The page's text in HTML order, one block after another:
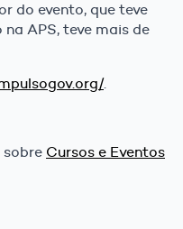
do evento, que teve
APS, teve mais de
.
Cursos e Eventos